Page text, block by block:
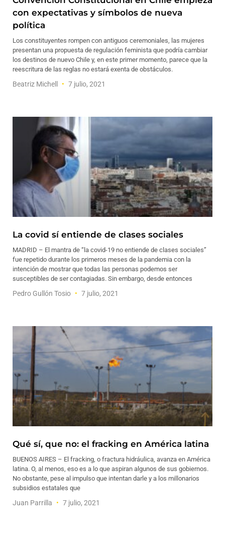
con expectativas y símbolos de nueva
política
Los constituyentes rompen con antiguos ceremoniales, las mujeres
presentan una propuesta de regulación feminista que podría cambiar
los destinos de nuevo Chile y, en este primer momento, parece que la
reescritura de las reglas no estará exenta de obstáculos.
Beatriz Michell 7 julio, 2021
La covid sí entiende de clases sociales
MADRID – El mantra de “la covid-19 no entiende de clases sociales”
fue repetido durante los primeros meses de la pandemia con la
intención de mostrar que todas las personas podemos ser
susceptibles de ser contagiadas. Sin embargo, desde entonces
Pedro Gullón Tosio 7 julio, 2021
Qué sí, que no: el fracking en América latina
BUENOS AIRES – El fracking, o fractura hidráulica, avanza en América
latina. O, al menos, eso es a lo que aspiran algunos de sus gobiernos.
No obstante, pese al impulso que intentan darle y a los millonarios
subsidios estatales que
Juan Parrilla 7 julio, 2021